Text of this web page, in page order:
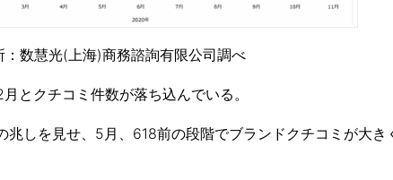
：数慧光(上海)商務諮詢有限公司調べ
とクチコミ件数が落ち込んでいる。
しを見せ、5月、618前の段階でブランドクチコミが大き